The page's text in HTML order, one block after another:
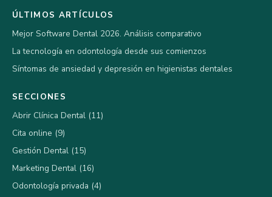
ÚLTIMOS ARTÍCULOS
Mejor Software Dental 2026. Análisis comparativo
La tecnología en odontología desde sus comienzos
Síntomas de ansiedad y depresión en higienistas dentales
SECCIONES
Abrir Clínica Dental (11)
Cita online (9)
Gestión Dental (15)
Marketing Dental (16)
Odontología privada (4)